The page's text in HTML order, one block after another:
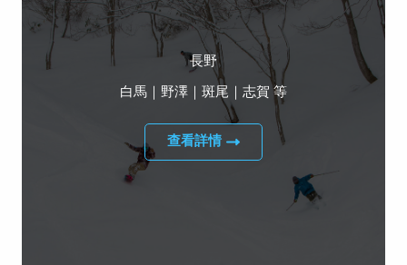
長野
白馬｜野澤｜斑尾｜志賀 等
查看詳情